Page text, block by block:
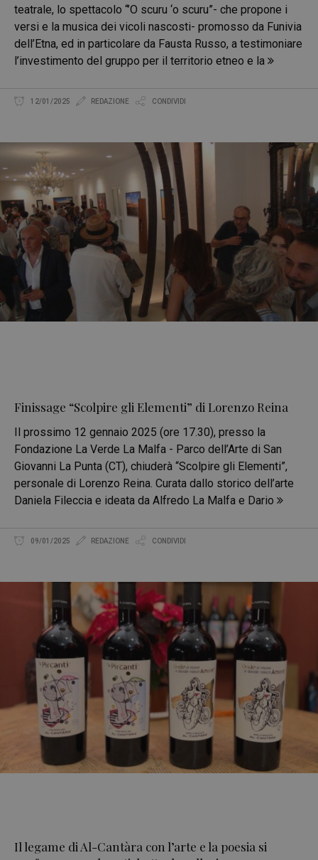
teatrale, lo spettacolo “’O scuru ‘o scuru”- che propone i
versi e la musica dei vicoli nascosti- promosso da Funivia
dell’Etna, ed in particolare da Fausta Russo, a testimoniare
l’investimento del gruppo per il territorio etneo e la
12/01/2025 REDAZIONE CONDIVIDI
Finissage “Scolpire gli Elementi” di Lorenzo Reina
Il prossimo 12 gennaio 2025 (ore 17.30), presso la
Fondazione La Verde La Malfa - Parco dell’Arte di San
Giovanni La Punta (CT), chiuderà “Scolpire gli Elementi”,
personale di Lorenzo Reina. Curata dallo storico dell’arte
Daniela Fileccia e ideata da Alfredo La Malfa e Dario
09/01/2025 REDAZIONE CONDIVIDI
Il legame di Al-Cantàra con l’arte e la poesia si